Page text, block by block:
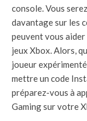
console. Vous
davantage sur les
peuvent vous aider
jeux Xbox. Alors,
joueur
mettre un code
préparez-vous à
Gaming sur votre